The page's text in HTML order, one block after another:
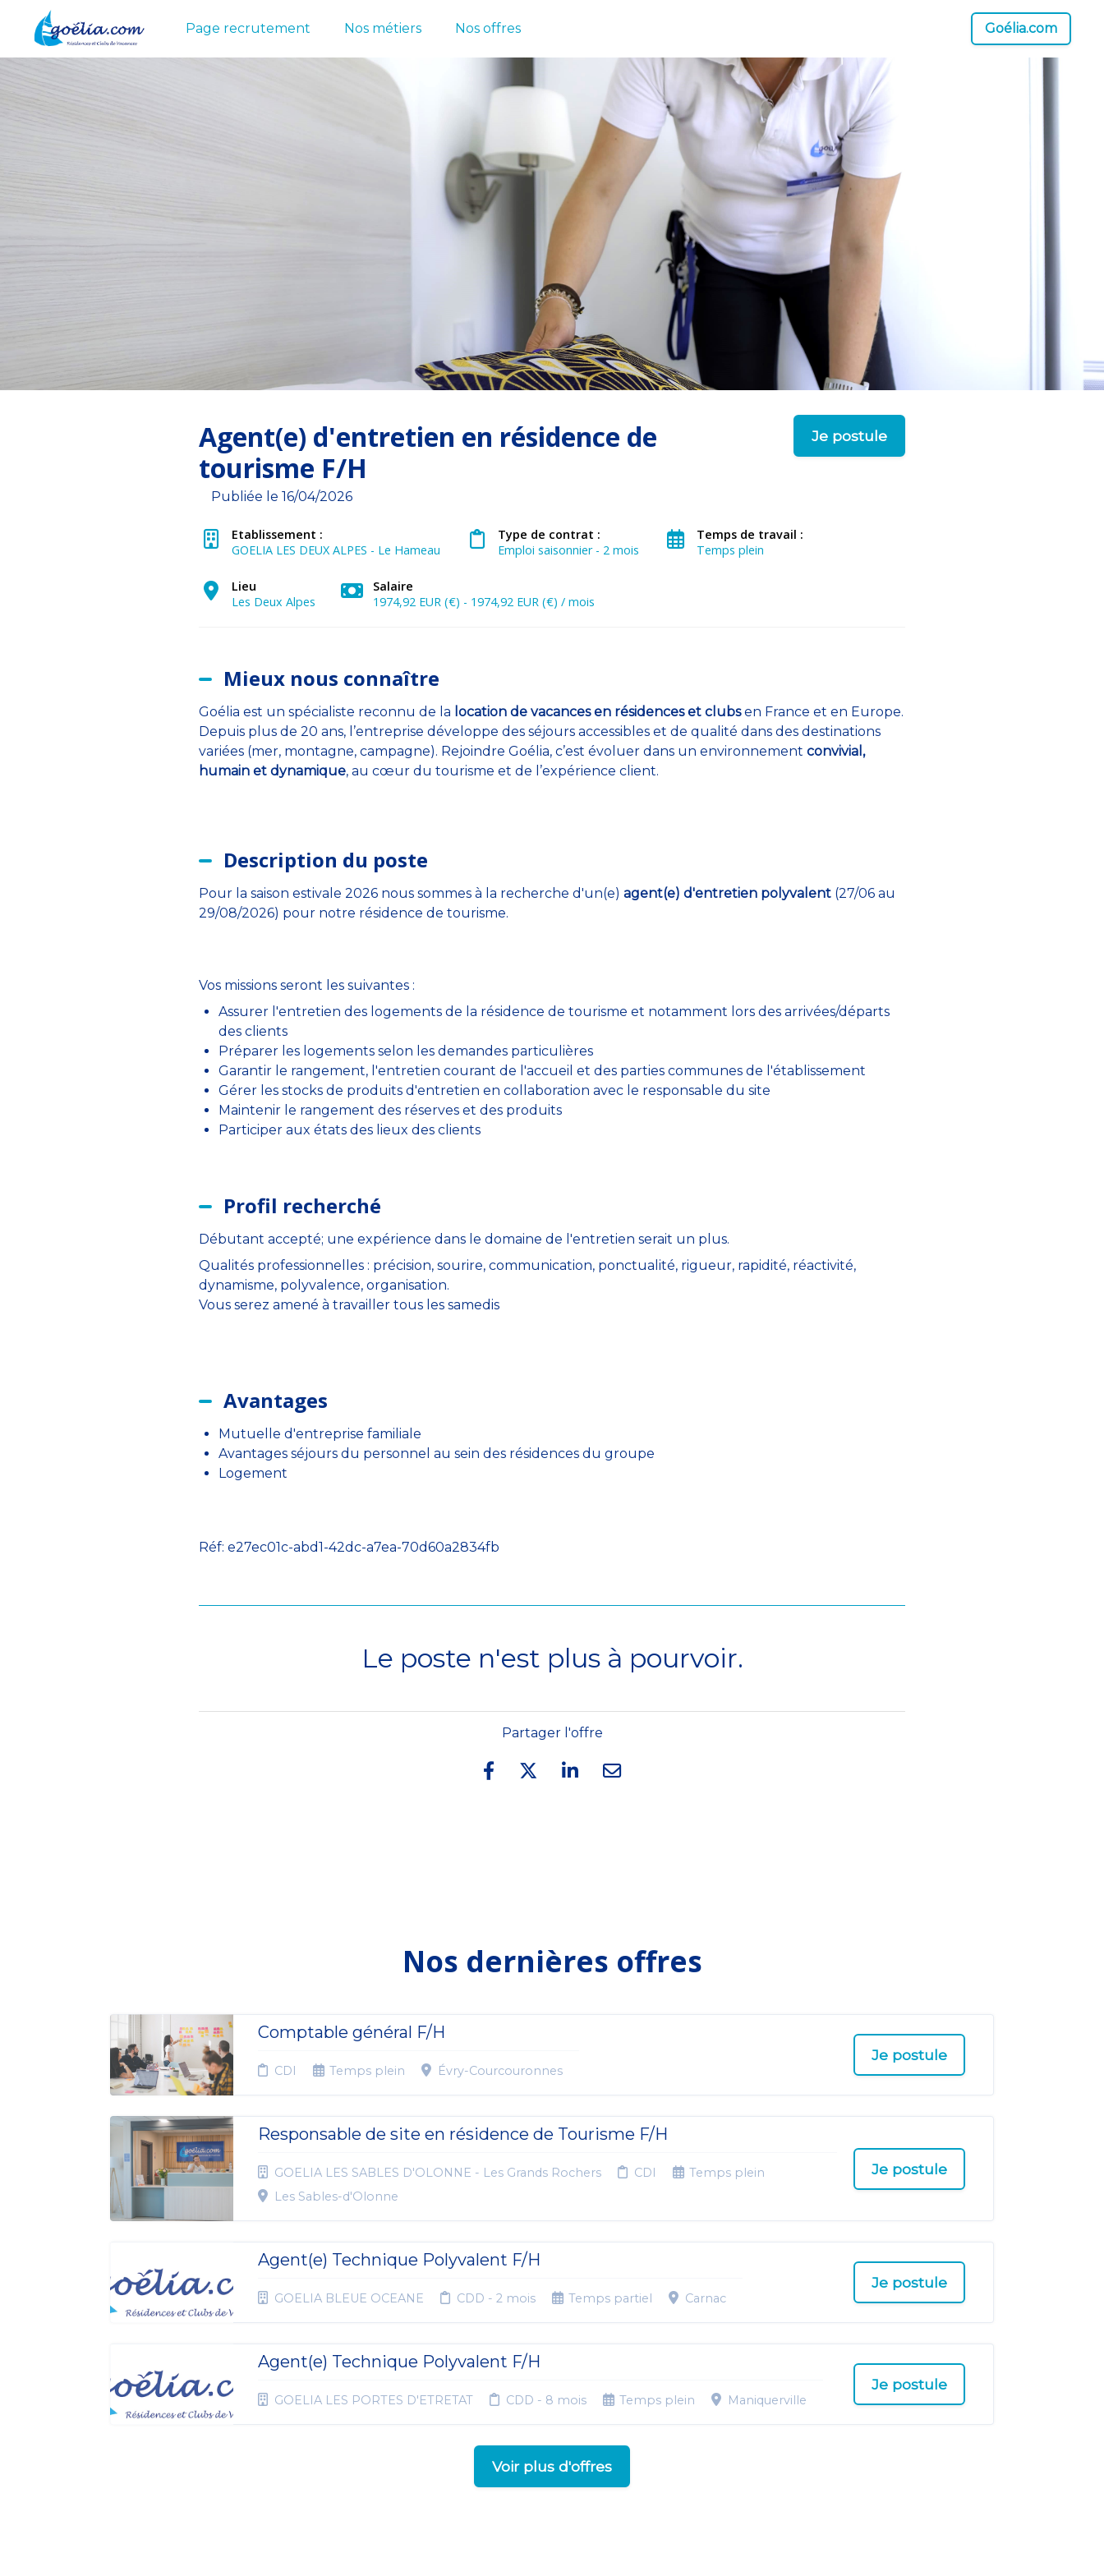
Page recrutement Nos métiers Nos offres Goélia.com
Agent(e) d'entretien en résidence de
tourisme F/H
Je postule
Publiée le 16/04/2026
Etablissement :
GOELIA LES DEUX ALPES - Le Hameau
Type de contrat :
Emploi saisonnier - 2 mois
Temps de travail :
Temps plein
Lieu
Les Deux Alpes
Salaire
1974,92 EUR (€) - 1974,92 EUR (€) / mois
Mieux nous connaître
Goélia est un spécialiste reconnu de la location de vacances en résidences et clubsen France et en Europe.
Depuis plus de 20 ans, l’entreprise développe des séjours accessibles et de qualité dans des destinations
variées (mer, montagne, campagne). Rejoindre Goélia, c’est évoluer dans un environnement convivial,
humain et dynamique, au cœur du tourisme et de l’expérience client.
Description du poste
Pour la saison estivale 2026 nous sommes à la recherche d'un(e) agent(e) d'entretien polyvalent(27/06 au
29/08/2026) pour notre résidence de tourisme.
Vos missions seront les suivantes :
Assurer l'entretien des logements de la résidence de tourisme et notamment lors des arrivées/départs
des clients
Préparer les logements selon les demandes particulières
Garantir le rangement, l'entretien courant de l'accueil et des parties communes de l'établissement
Gérer les stocks de produits d'entretien en collaboration avec le responsable du site
Maintenir le rangement des réserves et des produits
Participer aux états des lieux des clients
Profil recherché
Débutant accepté; une expérience dans le domaine de l'entretien serait un plus.
Qualités professionnelles : précision, sourire, communication, ponctualité, rigueur, rapidité, réactivité,
dynamisme, polyvalence, organisation.
Vous serez amené à travailler tous les samedis
Avantages
Mutuelle d'entreprise familiale
Avantages séjours du personnel au sein des résidences du groupe
Logement
Réf: e27ec01c-abd1-42dc-a7ea-70d60a2834fb
Le poste n'est plus à pourvoir.
Partager l'offre
Nos dernières offres
Comptable général F/H
CDI Temps plein Évry-Courcouronnes
Je postule
Responsable de site en résidence de Tourisme F/H
GOELIA LES SABLES D'OLONNE - Les Grands Rochers CDI
Temps plein
Les Sables-d'Olonne
Je postule
Agent(e) Technique Polyvalent F/H
GOELIA BLEUE OCEANE CDD - 2 mois Temps partiel Carnac
Je postule
Agent(e) Technique Polyvalent F/H
GOELIA LES PORTES D'ETRETAT CDD - 8 mois Temps plein Maniquerville
Je postule
Voir plus d'offres